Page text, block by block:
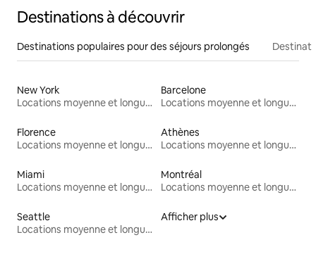
Destinations à découvrir
Destinations populaires pour des séjours prolongés
New York
Locations moyenne et longue durée
Barcelone
Locations moyenne et longue durée
Florence
Locations moyenne et longue durée
Athènes
Locations moyenne et longue durée
Miami
Locations moyenne et longue durée
Montréal
Locations moyenne et longue durée
Seattle
Locations moyenne et longue durée
Afficher plus